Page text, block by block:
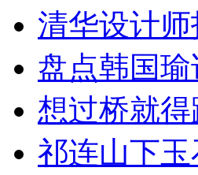
清华设计
盘点韩国
想过桥就
祁连山下